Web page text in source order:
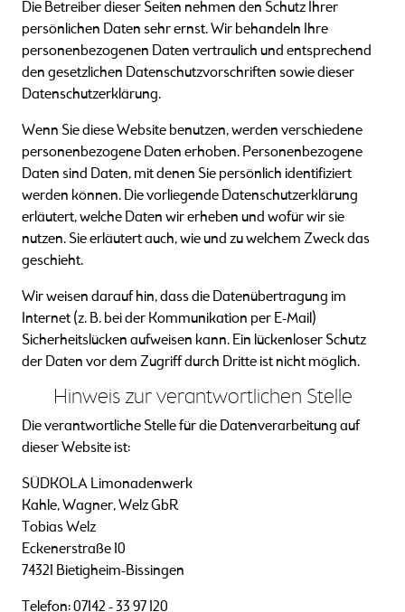
Die Betreiber dieser Seiten nehmen den Schutz Ihrer
persönlichen Daten sehr ernst. Wir behandeln Ihre
personenbezogenen Daten vertraulich und entsprechend
den gesetzlichen Datenschutzvorschriften sowie dieser
Datenschutzerklärung.
Wenn Sie diese Website benutzen, werden verschiedene
personenbezogene Daten erhoben. Personenbezogene
Daten sind Daten, mit denen Sie persönlich identifiziert
werden können. Die vorliegende Datenschutzerklärung
erläutert, welche Daten wir erheben und wofür wir sie
nutzen. Sie erläutert auch, wie und zu welchem Zweck das
geschieht.
Wir weisen darauf hin, dass die Datenübertragung im
Internet (z. B. bei der Kommunikation per E-Mail)
Sicherheitslücken aufweisen kann. Ein lückenloser Schutz
der Daten vor dem Zugriff durch Dritte ist nicht möglich.
Hinweis zur verantwortlichen Stelle
Die verantwortliche Stelle für die Datenverarbeitung auf
dieser Website ist:
SÜDKOLA Limonadenwerk
Kahle, Wagner, Welz GbR
Tobias Welz
Eckenerstraße 10
74321 Bietigheim-Bissingen
Telefon: 07142 - 33 97 120